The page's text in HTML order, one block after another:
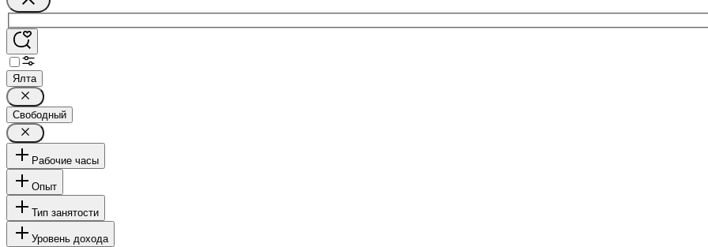
Ялта
Свободный
Рабочие часы
Опыт
Тип занятости
Уровень дохода